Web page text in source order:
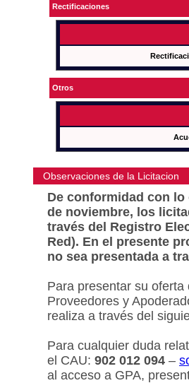
Rectificaciones
Otros
Observaciones de la Licitacion
De conformidad con lo
de noviembre, los
través del Registro
Red). En el presente
no sea presentada a
Para presentar su
Proveedores y
realiza a través del
Para cualquier duda
el CAU: 902 012 094 –
al acceso a GPA,